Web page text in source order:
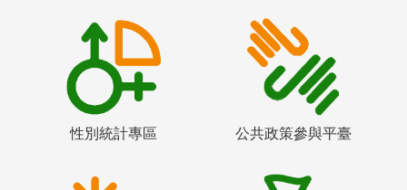
性別統計專區 公共政策參與平臺